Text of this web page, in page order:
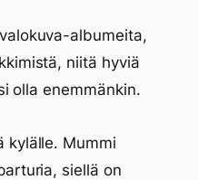
albumeita,
niitä hyviä
olla enemmänkin.
kylälle. Mummi
siellä on